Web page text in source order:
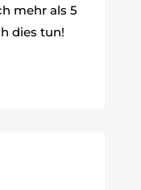
mehr als 5
dies tun!